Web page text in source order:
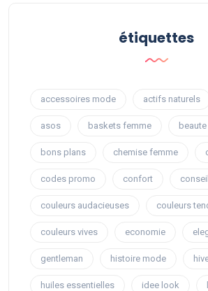
étiquettes
accessoires mode actifs naturels
asos baskets femme
bons plans chemise femme
codes promo confort
couleurs audacieuses couleurs
couleurs vives economie
gentleman histoire mode
huiles essentielles idee look